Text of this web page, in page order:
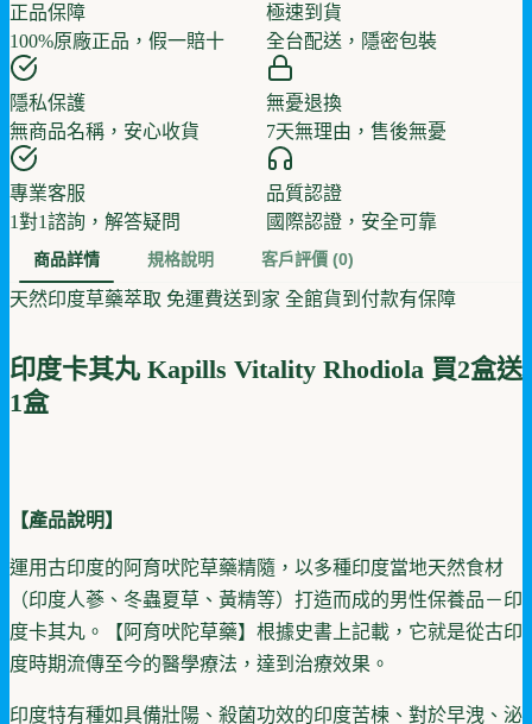
正品保障
100%原廠正品，假一賠十
極速到貨
全台配送，隱密包裝
隱私保護
無商品名稱，安心收貨
無憂退換
7天無理由，售後無憂
專業客服
1對1諮詢，解答疑問
品質認證
國際認證，安全可靠
商品詳情 規格說明 客戶評價 (0)
天然印度草藥萃取 免運費送到家 全館貨到付款有保障
印度卡其丸 Kapills Vitality Rhodiola 買2盒送
1盒
【產品說明】
運用古印度的阿育吠陀草藥精隨，以多種印度當地天然食材
（印度人蔘、冬蟲夏草、黃精等）打造而成的男性保養品－印
度卡其丸。【阿育吠陀草藥】根據史書上記載，它就是從古印
度時期流傳至今的醫學療法，達到治療效果。
印度特有種如具備壯陽、殺菌功效的印度苦楝、對於早洩、泌